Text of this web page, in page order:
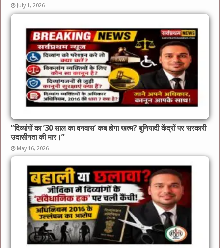
July 1, 2026
​”दिव्यांगों का ’30 साल का वनवास’ कब होगा खत्म? बुनियादी केंद्रों पर सरकारी
उदासीनता की मार।”
May 16, 2026